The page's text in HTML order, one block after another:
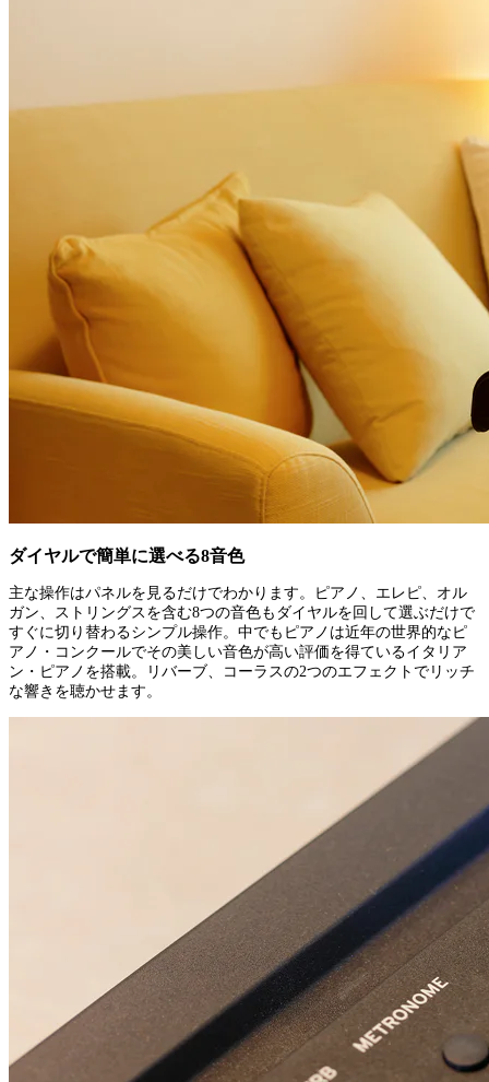
ダイヤルで簡単に選べる8音色
主な操作はパネルを見るだけでわかります。ピアノ、エレピ、オル
ガン、ストリングスを含む8つの音色もダイヤルを回して選ぶだけで
すぐに切り替わるシンプル操作。中でもピアノは近年の世界的なピ
アノ・コンクールでその美しい音色が高い評価を得ているイタリア
ン・ピアノを搭載。リバーブ、コーラスの2つのエフェクトでリッチ
な響きを聴かせます。